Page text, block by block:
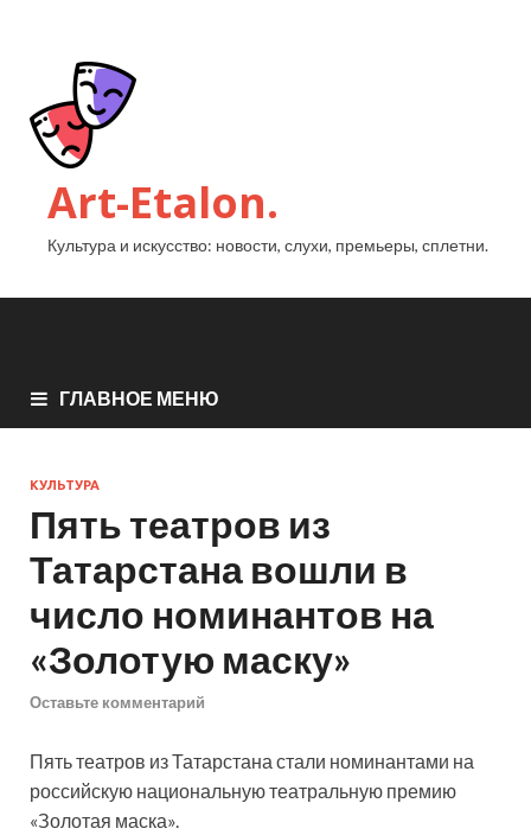
Art-Etalon.
Культура и искусство: новости, слухи, премьеры, сплетни.
ГЛАВНОЕ МЕНЮ
КУЛЬТУРА
Пять театров из
Татарстана вошли в
число номинантов на
«Золотую маску»
Оставьте комментарий
Пять театров из Татарстана стали номинантами на
российскую национальную театральную премию
«Золотая маска».